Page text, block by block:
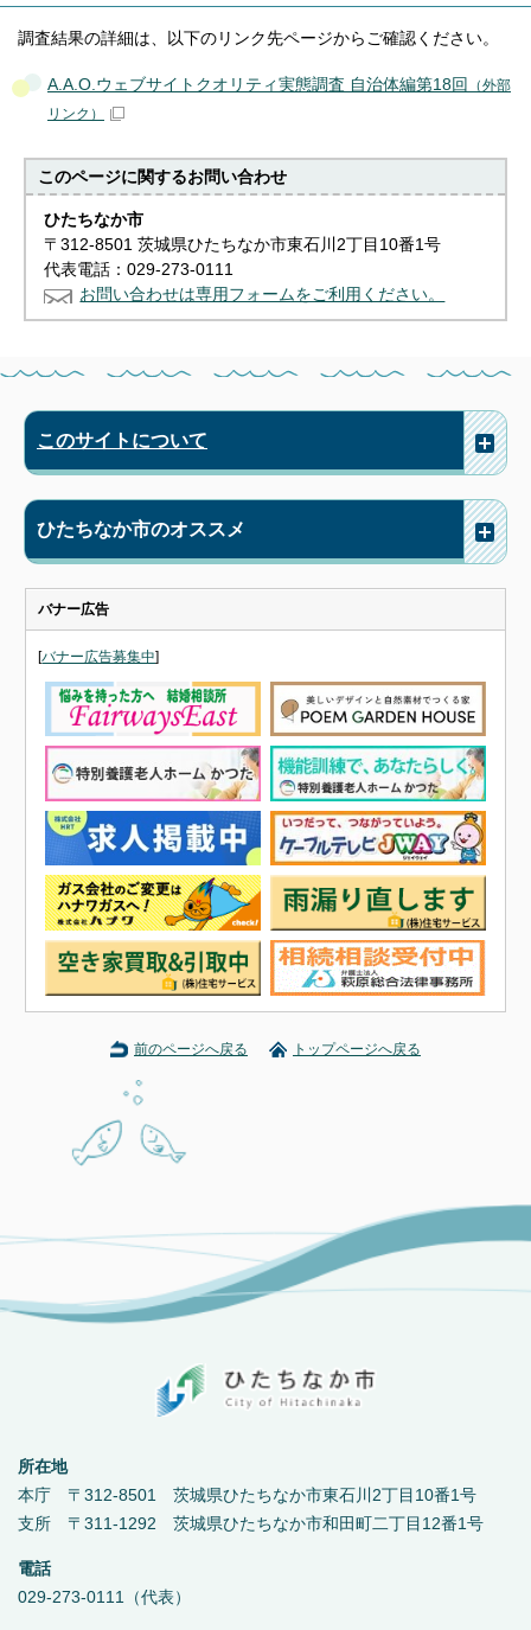
調査結果の詳細は、以下のリンク先ページからご確認ください。
A.A.O.ウェブサイトクオリティ実態調査 自治体編第18回
（外部
リンク）
このページに関するお問い合わせ
ひたちなか市
〒312-8501 茨城県ひたちなか市東石川2丁目10番1号
代表電話：029-273-0111
お問い合わせは専用フォームをご利用ください。
このサイトについて
ひたちなか市のオススメ
バナー広告
[バナー広告募集中]
前のページへ戻る トップページへ戻る
所在地
本庁 〒312-8501 茨城県ひたちなか市東石川2丁目10番1号
支所 〒311-1292 茨城県ひたちなか市和田町二丁目12番1号
電話
029-273-0111（代表）